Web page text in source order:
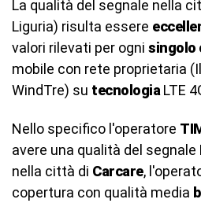
La qualità del segnale nella
Liguria) risulta essere
valori rilevati per ogni singolo
mobile con rete proprietaria
WindTre) su tecnologia LTE
Nello specifico l'operatore
avere una qualità del segnale
nella città di Carcare,
copertura con qualità media